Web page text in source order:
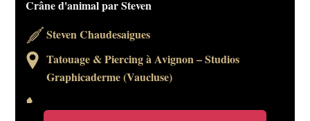
Crâne d'animal par Steven
Steven Chaudesaigues
Tatouage & Piercing à Avignon – Studios
Graphicaderme (Vaucluse)